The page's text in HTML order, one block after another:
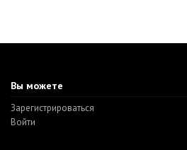
Вы можете
Зарегистрироваться
Войти